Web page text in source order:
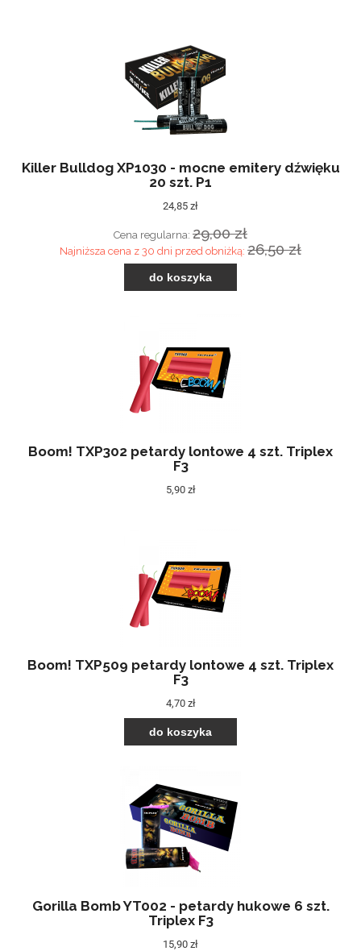
Killer Bulldog XP1030 - mocne emitery dźwięku
20 szt. P1
24,85 zł
Cena regularna: 29,00 zł
Najniższa cena z 30 dni przed obniżką: 26,50 zł
do koszyka
Boom! TXP302 petardy lontowe 4 szt. Triplex
F3
5,90 zł
Boom! TXP509 petardy lontowe 4 szt. Triplex
F3
4,70 zł
do koszyka
Gorilla Bomb YT002 - petardy hukowe 6 szt.
Triplex F3
15,90 zł